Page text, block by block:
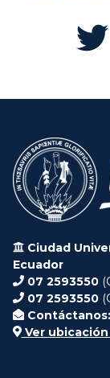
Ciudad
Ecuador
07 2593550
07 2593550
Contáctanos:
Ver ubicación